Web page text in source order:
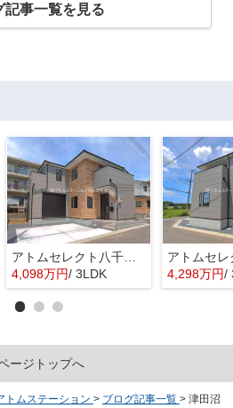
記事一覧を見る
アトムセレクト八千代市勝田台南５期1号棟
4,098万円/ 3LDK 4,298万円/
ージトップへ
トムステーション > ブログ記事一覧 > 津田沼